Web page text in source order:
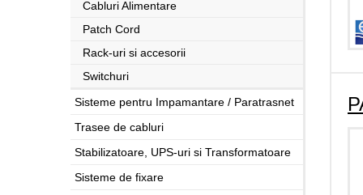
Cabluri Alimentare
Patch Cord
Rack-uri si accesorii
Switchuri
Sisteme pentru Impamantare / Paratrasnet
Trasee de cabluri
Stabilizatoare, UPS-uri si Transformatoare
Sisteme de fixare